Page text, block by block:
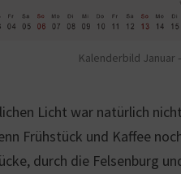
Kalenderbild Januar
Licht war natürlich
Frühstück und Kaffee
durch die Felsenburg